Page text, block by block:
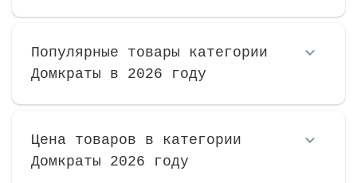
Популярные товары категории
Домкраты в 2026 году
Цена товаров в категории
Домкраты 2026 году